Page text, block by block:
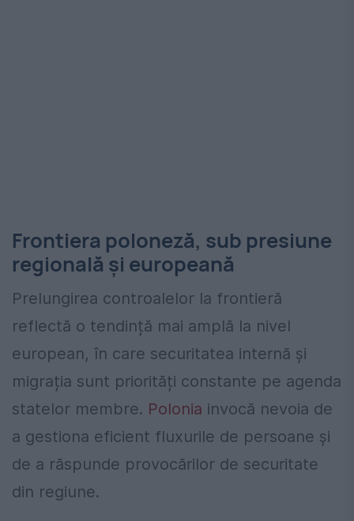
Frontiera poloneză, sub presiune
regională și europeană
Prelungirea controalelor la frontieră
reflectă o tendință mai amplă la nivel
european, în care securitatea internă și
migrația sunt priorități constante pe agenda
statelor membre. Polonia invocă nevoia de
a gestiona eficient fluxurile de persoane și
de a răspunde provocărilor de securitate
din regiune.